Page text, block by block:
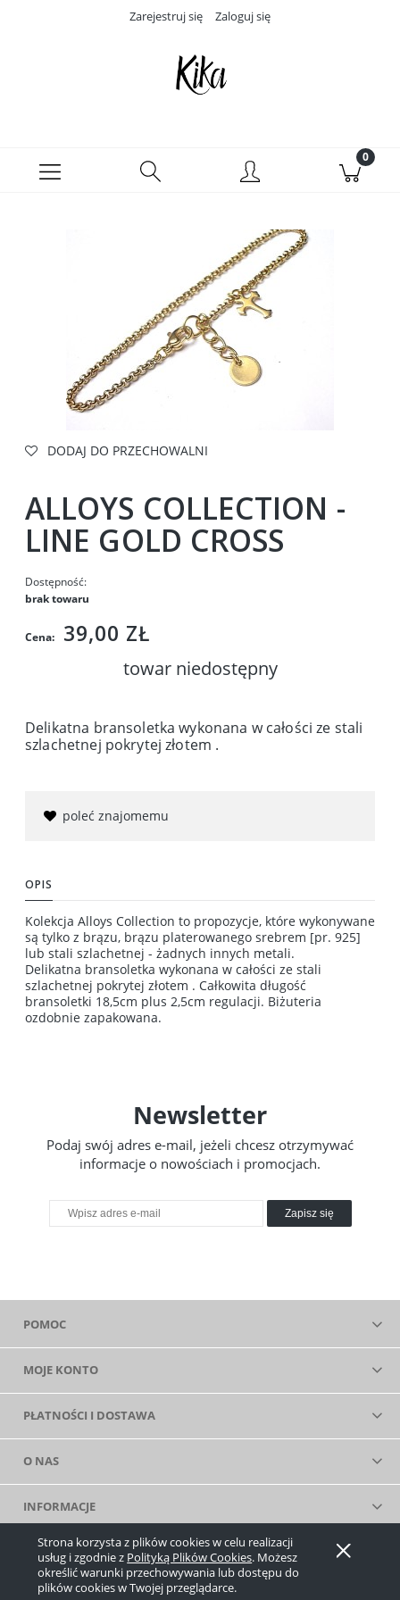
Strona korzysta z plików cookies w celu realizacji
usług i zgodnie z Polityką Plików Cookies. Możesz
określić warunki przechowywania lub dostępu do
plików cookies w Twojej przeglądarce.
Zarejestruj się Zaloguj się
DODAJ DO PRZECHOWALNI
ALLOYS COLLECTION -
LINE GOLD CROSS
Dostępność:
brak towaru
Cena: 39,00 ZŁ
towar niedostępny
Delikatna bransoletka wykonana w całości ze stali
szlachetnej pokrytej złotem .
poleć znajomemu
OPIS
Kolekcja Alloys Collection to propozycje, które wykonywane
są tylko z brązu, brązu platerowanego srebrem [pr. 925]
lub stali szlachetnej - żadnych innych metali.
Delikatna bransoletka wykonana w całości ze stali
szlachetnej pokrytej złotem . Całkowita długość
bransoletki 18,5cm plus 2,5cm regulacji. Biżuteria
ozdobnie zapakowana.
Newsletter
Podaj swój adres e-mail, jeżeli chcesz otrzymywać
informacje o nowościach i promocjach.
Zapisz się
POMOC
MOJE KONTO
PŁATNOŚCI I DOSTAWA
O NAS
INFORMACJE
Pokaż pełną wersję strony
Sklep internetowy Shoper.pl